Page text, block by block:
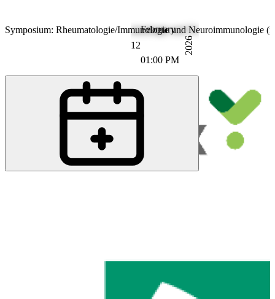
12
February
01:00 PM
2026
Symposium: Rheumatologie/Immunologie und Neuroimmunologie